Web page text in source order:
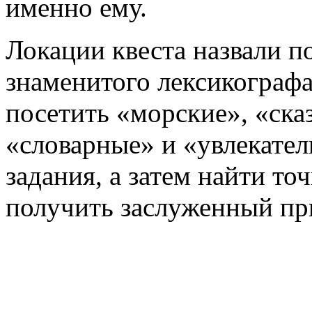
именно ему.
Локации квеста назвали
знаменитого
посетить «морские»,
«словарные» и
задания, а затем найти
получить заслуженный